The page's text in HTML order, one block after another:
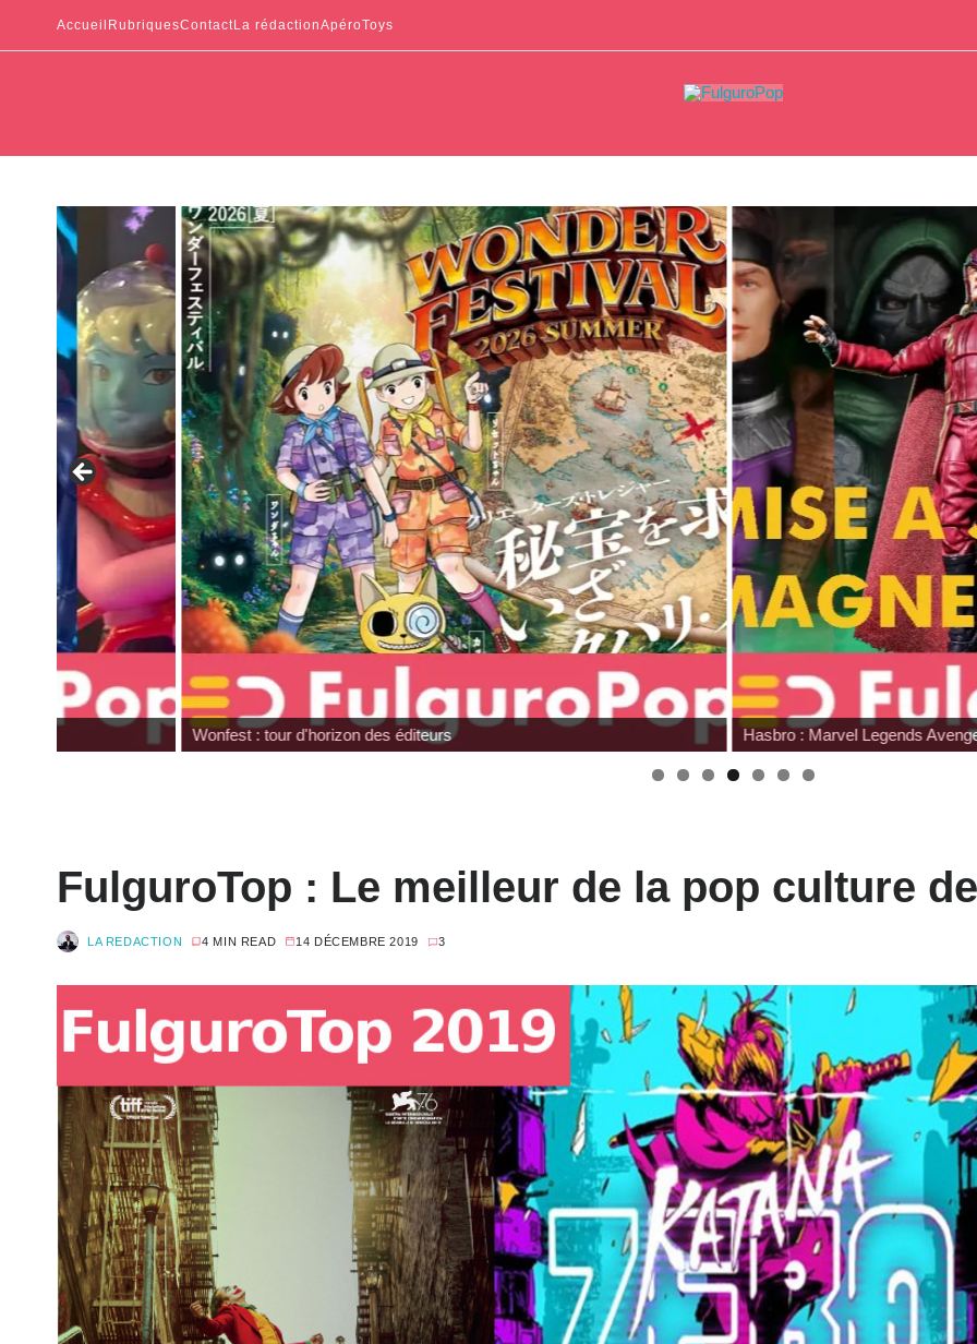
Accueil RubriquesContactLa rédactionApéroToys
Wonfest : tour d'horizon des éditeurs Hasbro : Marvel Legends Avengers Doomsday
FulguroTop : Le meilleur de la pop culture de
LA REDACTION 4 MIN READ 14 DÉCEMBRE 2019 3